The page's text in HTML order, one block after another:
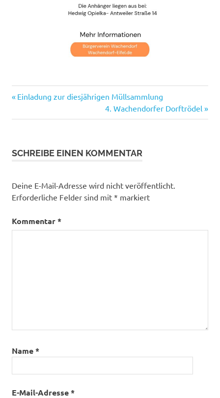
Beitragsnavigation
Vorheriger
Einladung zur diesjährigen Müllsammlung
Nächster
Beitrag:
4. Wachendorfer Dorftrödel
SCHREIBE EINEN KOMMENTAR
Deine E-Mail-Adresse wird nicht veröffentlicht.
Erforderliche Felder sind mit * markiert
Kommentar*
Name*
E-Mail-Adresse*